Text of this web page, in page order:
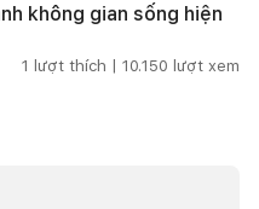
không gian sống hiện
1 lượt thích | 10.150 lượt xem